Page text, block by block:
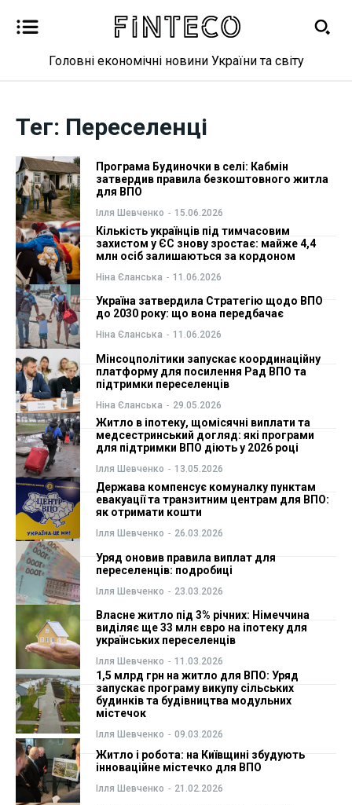
Бізнес
Фінанси
Валютний ринок
Криптовалюта
Робота і освіта
Публікації
ФОП
Курс валют
Ми в соц. мережах
Бізнес
Фінанси
Валютний ринок
Криптовалюта
Робота і освіта
Публікації
ФОП
Курс валют
Ми в соц. мережах
Головні економічні новини України та світу
Тег: Переселенці
Програма Будиночки в селі: Кабмін
затвердив правила безкоштовного житла
для ВПО
Ілля Шевченко - 15.06.2026
Кількість українців під тимчасовим
захистом у ЄС знову зростає: майже 4,4
млн осіб залишаються за кордоном
Ніна Єланська - 11.06.2026
Україна затвердила Стратегію щодо ВПО
до 2030 року: що вона передбачає
Ніна Єланська - 11.06.2026
Мінсоцполітики запускає координаційну
платформу для посилення Рад ВПО та
підтримки переселенців
Ніна Єланська - 29.05.2026
Житло в іпотеку, щомісячні виплати та
медсестринський догляд: які програми
для підтримки ВПО діють у 2026 році
Ілля Шевченко - 13.05.2026
Держава компенсує комуналку пунктам
евакуації та транзитним центрам для ВПО:
як отримати кошти
Ілля Шевченко - 26.03.2026
Уряд оновив правила виплат для
переселенців: подробиці
Ілля Шевченко - 23.03.2026
Власне житло під 3% річних: Німеччина
виділяє ще 33 млн євро на іпотеку для
українських переселенців
Ілля Шевченко - 11.03.2026
1,5 млрд грн на житло для ВПО: Уряд
запускає програму викупу сільських
будинків та будівництва модульних
містечок
Ілля Шевченко - 09.03.2026
Житло і робота: на Київщині збудують
інноваційне містечко для ВПО
Ілля Шевченко - 21.02.2026